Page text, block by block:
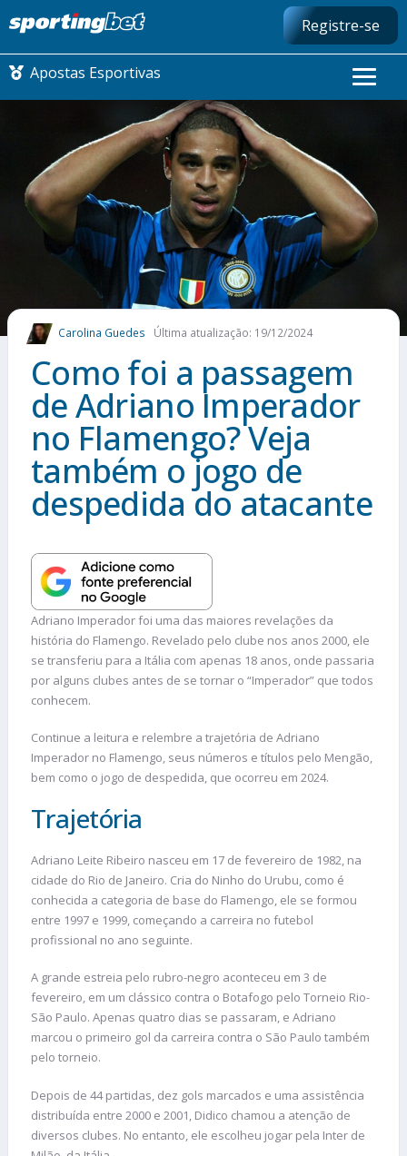
Registre-se
Apostas Esportivas
CONMEBOL LIBERTADORES
FUTEBOL NACIONAL
FUTEBOL INTERNACIONAL
COMO APOSTAR
MAIS ESPORTES
Carolina Guedes Última atualização: 19/12/2024
Como foi a passagem
de Adriano Imperador
no Flamengo? Veja
também o jogo de
despedida do atacante
Adriano Imperador foi uma das maiores revelações da
história do Flamengo. Revelado pelo clube nos anos 2000, ele
se transferiu para a Itália com apenas 18 anos, onde passaria
por alguns clubes antes de se tornar o “Imperador” que todos
conhecem.
Continue a leitura e relembre a trajetória de Adriano
Imperador no Flamengo, seus números e títulos pelo Mengão,
bem como o jogo de despedida, que ocorreu em 2024.
Trajetória
Adriano Leite Ribeiro nasceu em 17 de fevereiro de 1982, na
cidade do Rio de Janeiro. Cria do Ninho do Urubu, como é
conhecida a categoria de base do Flamengo, ele se formou
entre 1997 e 1999, começando a carreira no futebol
profissional no ano seguinte.
A grande estreia pelo rubro-negro aconteceu em 3 de
fevereiro, em um clássico contra o Botafogo pelo Torneio Rio-
São Paulo. Apenas quatro dias se passaram, e Adriano
marcou o primeiro gol da carreira contra o São Paulo também
pelo torneio.
Depois de 44 partidas, dez gols marcados e uma assistência
distribuída entre 2000 e 2001, Didico chamou a atenção de
diversos clubes. No entanto, ele escolheu jogar pela Inter de